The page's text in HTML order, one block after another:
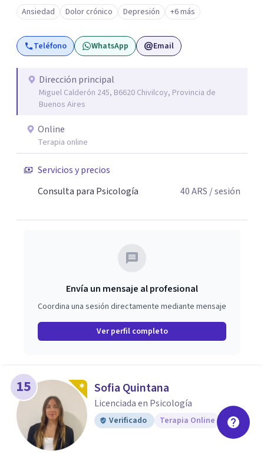
de cada paciente. Acompaño procesos vinculados a la
ansiedad, la depresión, el estrés, el duelo, el dolor crónico
y distintos momentos vitales que requieren contención,
Ansiedad Dolor crónico Depresión +6 más
Teléfono WhatsApp Email
Dirección principal
Miguel Calderón 245, B6620 Chivilcoy, Provincia de
Buenos Aires
Online
Terapia online
Servicios y precios
Consulta para Psicología
40ARS / sesión
Envía un mensaje al profesional
Coordina una sesión directamente mediante mensaje
Ver perfil completo
15 Sofia Quintana
Licenciada en Psicología
Verificado Terapia Online